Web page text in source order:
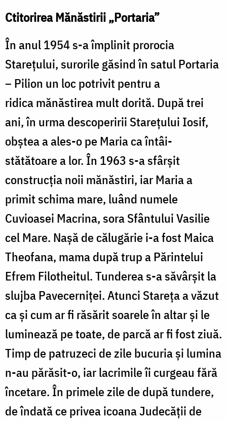
Ctitorirea Mănăstirii „Portaria”
În anul 1954 s-a împlinit prorocia
Stareţului, surorile găsind în satul Portaria
– Pilion un loc potrivit pentru a
ridica mănăstirea mult dorită. După trei
ani, în urma descoperirii Stareţului Iosif,
obştea a ales-o pe Maria ca întâi-
stătătoare a lor. În 1963 s-a sfârşit
construcţia noii mănăstiri, iar Maria a
primit schima mare, luând numele
Cuvioasei Macrina, sora Sfântului Vasilie
cel Mare. Naşă de călugărie i-a fost Maica
Theofana, mama după trup a Părintelui
Efrem Filotheitul. Tunderea s-a săvârşit la
slujba Pavecerniţei. Atunci Stareţa a văzut
ca şi cum ar fi răsărit soarele în altar şi le
luminează pe toate, de parcă ar fi fost ziuă.
Timp de patruzeci de zile bucuria şi lumina
n-au părăsit-o, iar lacrimile îi curgeau fără
încetare. În primele zile de după tundere,
de îndată ce privea icoana Judecăţii de